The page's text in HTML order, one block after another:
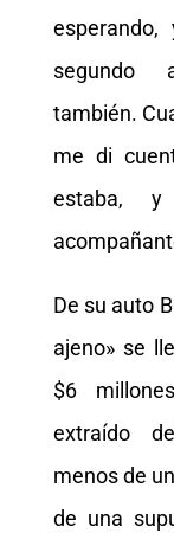
segundo
también.
me di
estaba,
De su auto
ajeno» se
$6
extraído
menos de
de una